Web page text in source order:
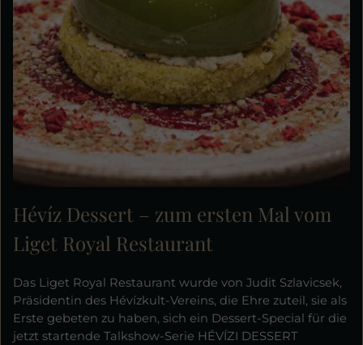
Hévíz Dessert – zum ersten Mal vom
Liget Royal Restaurant
Das Liget Royal Restaurant wurde von Judit Szlavicsek,
Präsidentin des Hévízkult-Vereins, die Ehre zuteil, sie als
Erste gebeten zu haben, sich ein Dessert-Special für die
jetzt startende Talkshow-Serie HÉVÍZI DESSERT